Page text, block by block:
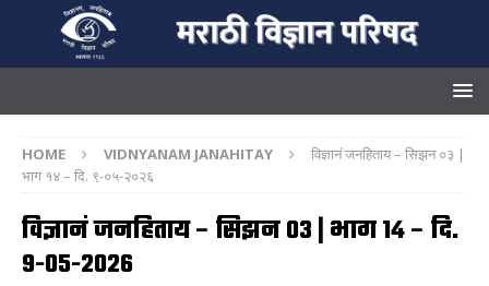
HOME VIDNYANAM JANAHITAY
विज्ञानं जनहिताय – सिझन ०३ |
भाग १४ – दि. ९-०५-२०२६
विज्ञानं जनहिताय – सिझन ०३ | भाग १४ – दि.
९-०५-२०२६